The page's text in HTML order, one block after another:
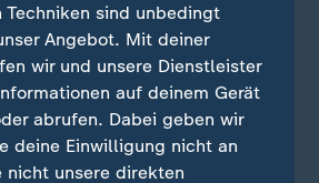
mit Nachdruck vorangetrieben.
Tempo wie bei der Einführung
braucht Mix aus
und Raketen
Techniken sind unbedingt
Angebot. Mit deiner
wir und unsere Dienstleister
auf deinem Gerät
abrufen. Dabei geben wir
deine Einwilligung nicht an
nicht unsere direkten